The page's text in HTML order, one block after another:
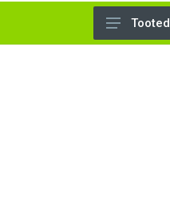
Tooted